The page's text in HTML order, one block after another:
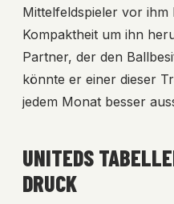
Mittelfeldspieler vor
Kompaktheit um ihn
Partner, der den
könnte er einer dieser
jedem Monat besser
UNITEDS
DRUCK